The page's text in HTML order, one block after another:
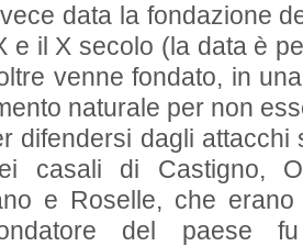
data la fondazione
e il X secolo (la data è
venne fondato, in
naturale per non
difendersi dagli attacchi
casali di Castigno,
e Roselle, che
del paese